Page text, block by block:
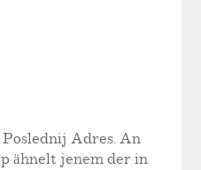
Poslednij Adres. An
ähnelt jenem der in